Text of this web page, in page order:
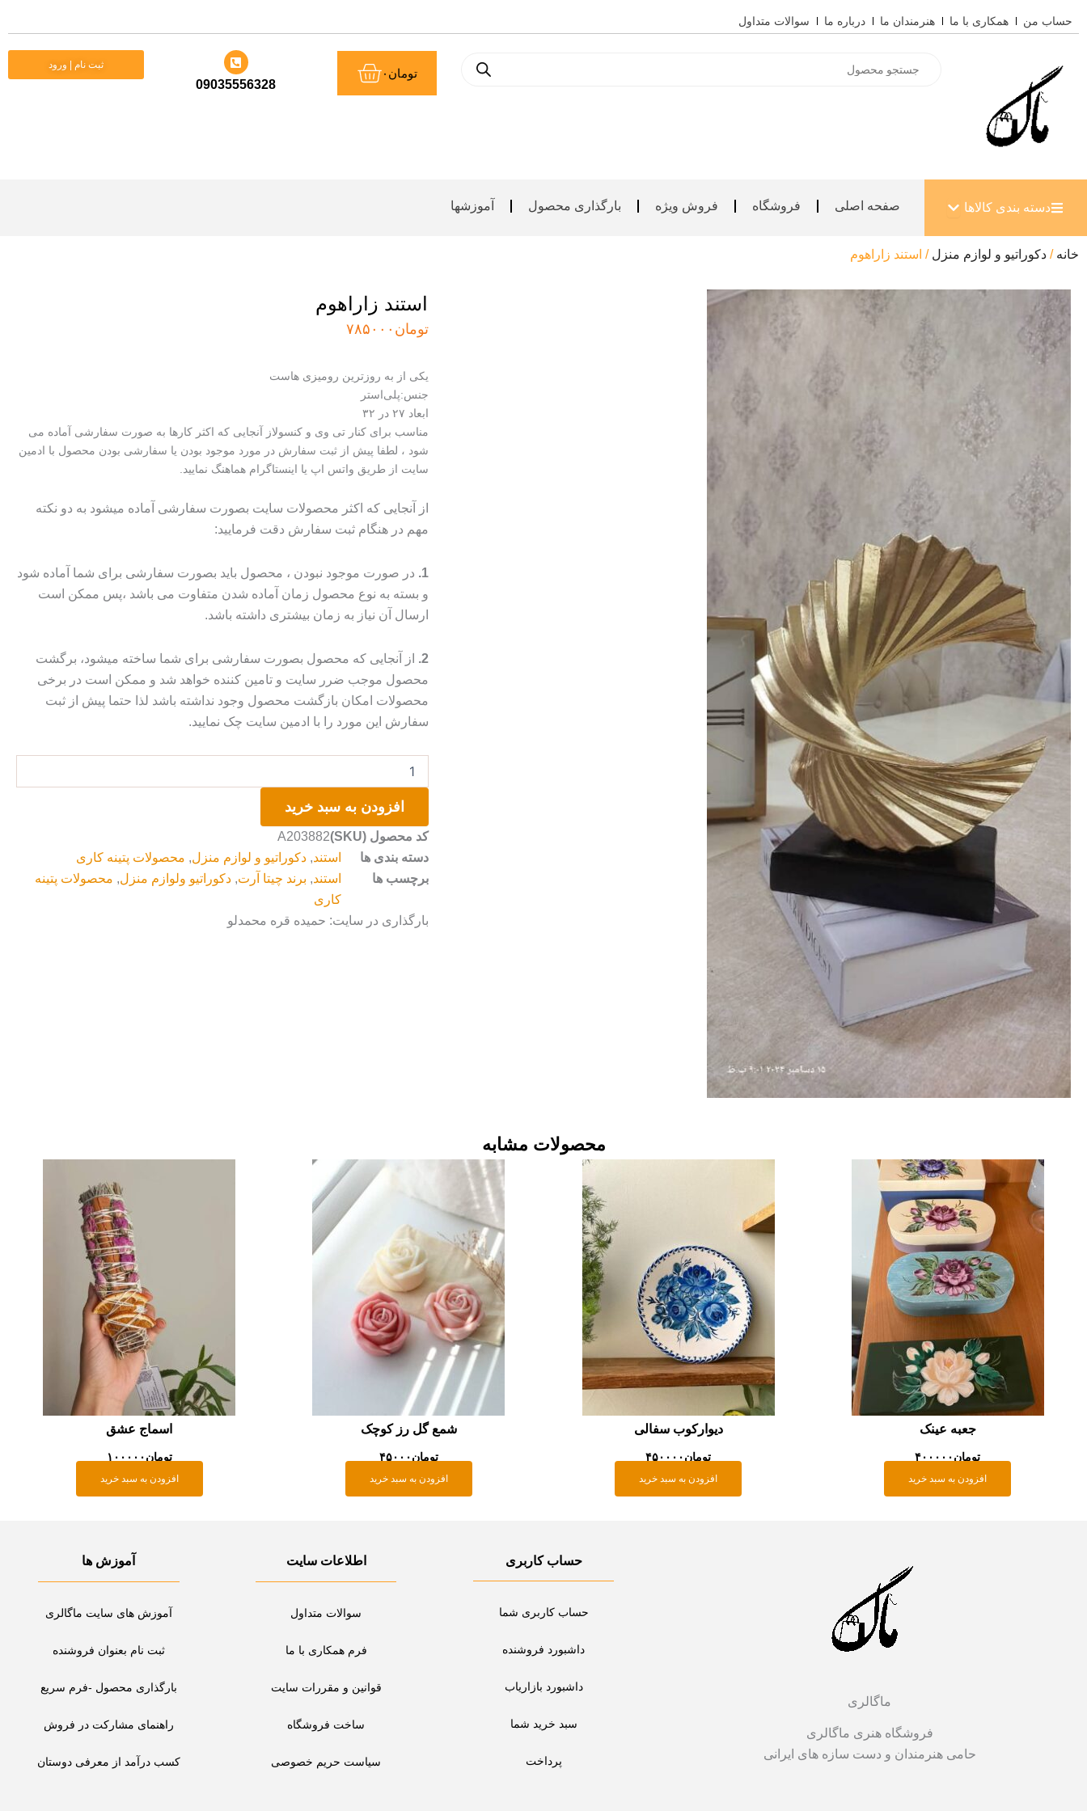
به
حساب من همکاری با ما هنرمندان ما درباره ما سوالات متداول
search
تومان ۰سبد
خرید
09035556328
ثبت نام | ورود
دسته بندی کالاها باز کردن دسته بندی کالاها
صفحه اصلی فروشگاه فروش ویژه بارگذاری محصول آموزشها
خانه / دکوراتیو و لوازم منزل / استند زاراهوم
استند زاراهوم
تومان ۷۸۵۰۰۰
یکی از به روزترین رومیزی هاست
جنس:پلی‌استر
ابعاد ۲۷ در ۳۲
مناسب برای کنار تی وی و کنسولاز آنجایی که اکثر کارها به صورت سفارشی آماده می
شود ، لطفا پیش از ثبت سفارش در مورد موجود بودن یا سفارشی بودن محصول با ادمین
سایت از طریق واتس اپ یا اینستاگرام هماهنگ نمایید.
از آنجایی که اکثر محصولات سایت بصورت سفارشی آماده میشود به دو نکته
مهم در هنگام ثبت سفارش دقت فرمایید:
1. در صورت موجود نبودن ، محصول باید بصورت سفارشی برای شما آماده شود
و بسته به نوع محصول زمان آماده شدن متفاوت می باشد ،پس ممکن است
ارسال آن نیاز به زمان بیشتری داشته باشد.
2.
از آنجایی که محصول بصورت سفارشی برای شما ساخته میشود، برگشت
محصول موجب ضرر سایت و تامین کننده خواهد شد و ممکن است در برخی
محصولات امکان بازگشت محصول وجود نداشته باشد لذا حتما پیش از ثبت
سفارش این مورد را با ادمین سایت چک نمایید.
زاراهوم
افزودن به سبد خرید
کد محصول (SKU)
A203882
دسته بندی ها
استند,دکوراتیو و لوازم منزل, محصولات پتینه کاری
برچسب ها
استند, برند چیتا آرت,دکوراتیو ولوازم منزل, محصولات پتینه
کاری
بارگذاری در سایت: حمیده قره محمدلو
محصولات مشابه
جعبه عینک
تومان۴۰۰۰۰۰
افزودن به سبد خرید
دیوارکوب سفالی
تومان۴۵۰۰۰۰
افزودن به سبد خرید
شمع گل رز کوچک
تومان۴۵۰۰۰
افزودن به سبد خرید
اسماج عشق
تومان۱۰۰۰۰۰
افزودن به سبد خرید
ماگالری
فروشگاه هنری ماگالری
حامی هنرمندان و دست سازه های ایرانی
حساب کاربری
حساب کاربری شما
داشبورد فروشنده
داشبورد بازاریاب
سبد خرید شما
پرداخت
اطلاعات سایت
سوالات متداول
فرم همکاری با ما
قوانین و مقررات سایت
ساخت فروشگاه
سیاست حریم خصوصی
آموزش ها
آموزش های سایت ماگالری
ثبت نام بعنوان فروشنده
بارگذاری محصول -فرم سریع
راهنمای مشارکت در فروش
کسب درآمد از معرفی دوستان